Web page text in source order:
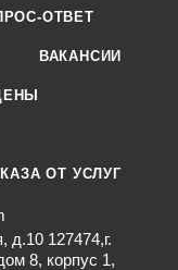
ОТВЕТ
ВАКАНСИИ
ОТ УСЛУГ
д.10 127474,г.
8, корпус 1,